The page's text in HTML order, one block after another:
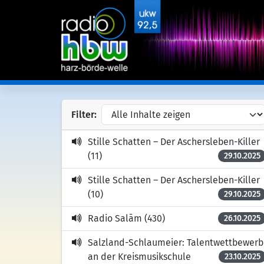
Filter:
Stille Schatten – Der Aschersleben-Killer
(11)
29.10.2025
Stille Schatten – Der Aschersleben-Killer
(10)
29.10.2025
Radio Salām (430) 26.10.2025
Salzland-Schlaumeier: Talentwettbewerb
an der Kreismusikschule
23.10.2025